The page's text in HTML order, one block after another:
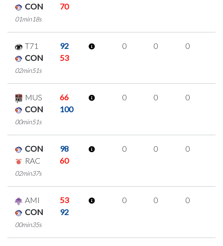
CON
70
01min18s
T71
92
CON
53
02min51s
0 0 0
MUS
66
CON
100
00min51s
0 0 0
CON
98
RAC
60
02min37s
0 0 0
AMI
53
CON
92
00min35s
0 0 0